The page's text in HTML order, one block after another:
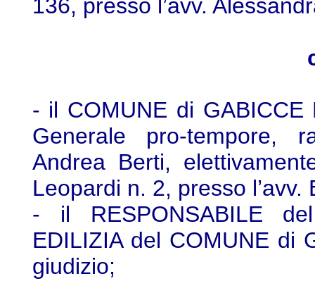
136, presso l’avv.
- il COMUNE di
Generale pro-tempore,
Andrea Berti,
Leopardi n. 2, presso l’avv.
- il RESPONSABILE
EDILIZIA del COMUNE di
giudizio;